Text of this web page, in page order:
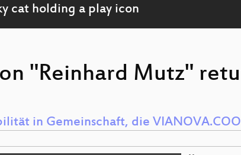
"Reinhard Mutz"
in Gemeinschaft, die